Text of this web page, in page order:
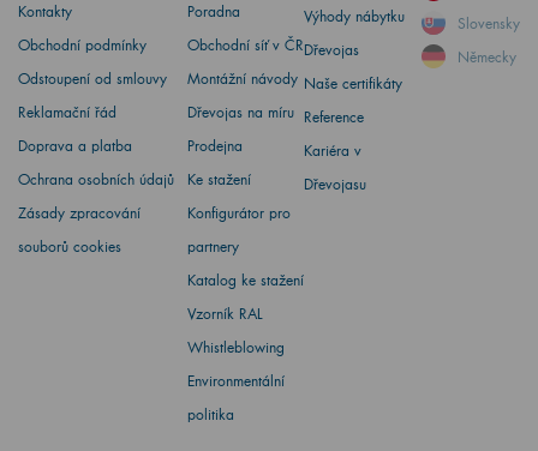
Kontakty
Obchodní podmínky
Odstoupení od smlouvy
Reklamační řád
Doprava a platba
Ochrana osobních údajů
Zásady zpracování
souborů cookies
Poradna
Obchodní síť v ČR
Montážní návody
Dřevojas na míru
Prodejna
Ke stažení
Konfigurátor pro
partnery
Katalog ke stažení
Vzorník RAL
Whistleblowing
Environmentální
politika
Výhody nábytku
Dřevojas
Naše certifikáty
Reference
Kariéra v
Dřevojasu
Slovensky
Německy